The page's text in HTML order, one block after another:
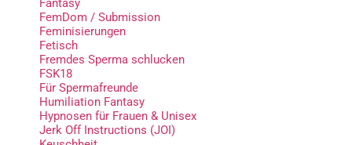
FemDom / Submission
Feminisierungen
Fetisch
Fremdes Sperma schlucken
FSK18
Für Spermafreunde
Humiliation Fantasy
Hypnosen für Frauen & Unisex
Jerk Off Instructions (JOI)